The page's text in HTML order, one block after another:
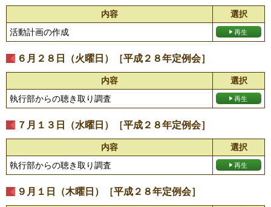
内容
選択
活動計画の作成
６月２８日（火曜日）［平成２８年定例会］
内容
選択
執行部からの聴き取り調査
７月１３日（水曜日）［平成２８年定例会］
内容
選択
執行部からの聴き取り調査
９月１日（木曜日）［平成２８年定例会］